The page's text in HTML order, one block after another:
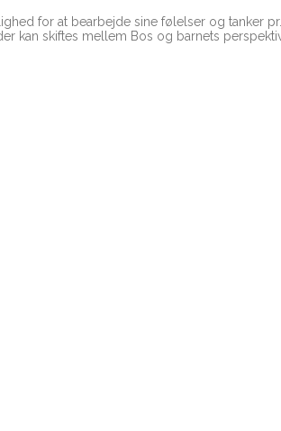
for at bearbejde sine følelser og tanker
kan skiftes mellem Bos og barnets